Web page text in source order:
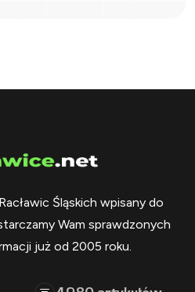
Śląskich wpisany do
Wam sprawdzonych
już od 2005 roku.